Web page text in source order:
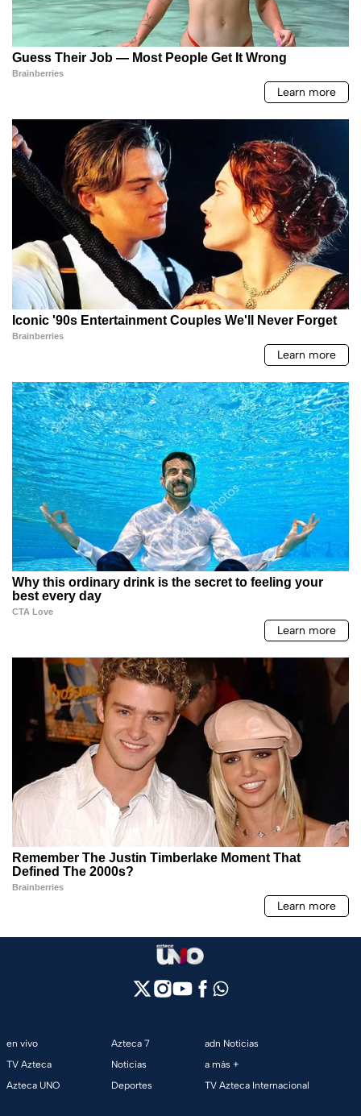
en vivo
TV Azteca
Azteca UNO
Azteca 7
Noticias
Deportes
adn Noticias
a más +
TV Azteca Internacional